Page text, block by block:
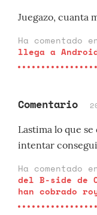
Juegazo, cuanta
Ha comentado
llega a
Comentario
Lastima lo que
intentar
Ha comentado
del B-side de
han cobrado